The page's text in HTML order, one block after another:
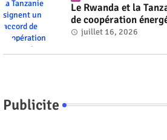
Le Rwanda et la
de coopération
#rwanda #RwOT
juillet 16, 2026
Publicite